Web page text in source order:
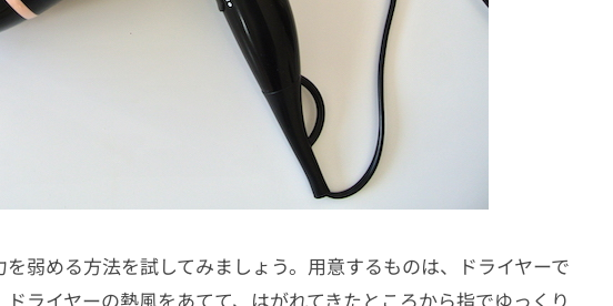
弱める方法を試してみましょう。用意するものは、ドライヤーで
ライヤーの熱風をあてて、はがれてきたところから指でゆっくり